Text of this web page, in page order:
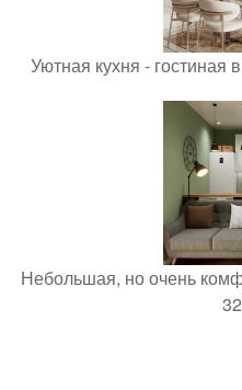
Уютная кухня - гостиная
Небольшая, но очень